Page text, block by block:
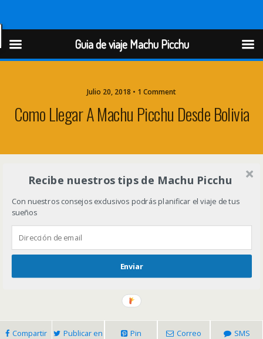
Guia de viaje Machu Picchu
Julio 20, 2018 • 1 Comment
Como Llegar A Machu Picchu Desde Bolivia
Recibe nuestros tips de Machu Picchu
Con nuestros consejos exclusivos podrás planificar el viaje de tus
sueños
Enviar
Compartir
Publicar en
Pin
Correo
SMS
Guia de viaje Machu Picchu